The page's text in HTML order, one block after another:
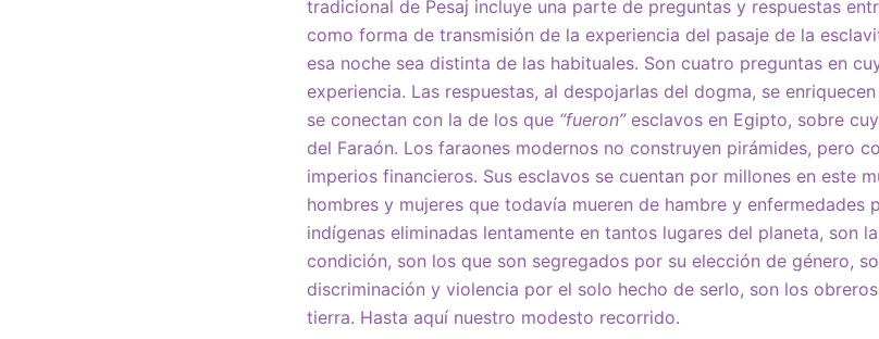
tradicional de Pesaj incluye una parte de preguntas y respuestas
como forma de transmisión de la experiencia del pasaje de la
esa noche sea distinta de las habituales. Son cuatro preguntas en
experiencia. Las respuestas, al despojarlas del dogma, se
se conectan con la de los que “fueron”esclavos en Egipto, sobre
del Faraón. Los faraones modernos no construyen pirámides, pero
imperios financieros. Sus esclavos se cuentan por millones en este
hombres y mujeres que todavía mueren de hambre y enfermedades
indígenas eliminadas lentamente en tantos lugares del planeta, son
condición, son los que son segregados por su elección de género,
discriminación y violencia por el solo hecho de serlo, son los
tierra. Hasta aquí nuestro modesto recorrido.